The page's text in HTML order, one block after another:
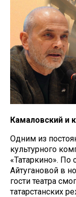
Камаловский и
Одним из
культурного
«Татаркино».
Айтугановой в
гости театра
татарстанских